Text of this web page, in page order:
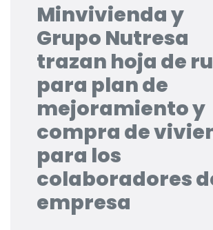
Minvivienda y
Grupo Nutresa
trazan hoja de
para plan de
mejoramiento y
compra de
para los
colaboradores
empresa